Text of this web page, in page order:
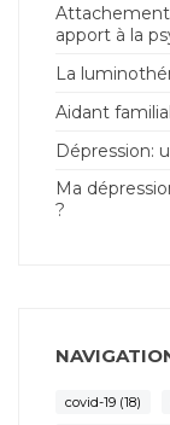
Attachement
apport à la
La
Aidant
Dépression:
Ma
?
covid-19 (18)